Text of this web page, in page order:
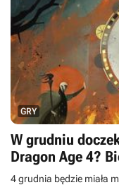
GRY
W grudniu
Dragon Age 4?
4 grudnia będzie miała